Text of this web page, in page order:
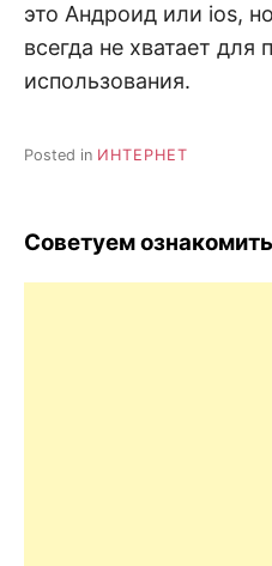
это Андроид или ios,
всегда не хватает для
использования.
Posted in ИНТЕРНЕТ
Советуем